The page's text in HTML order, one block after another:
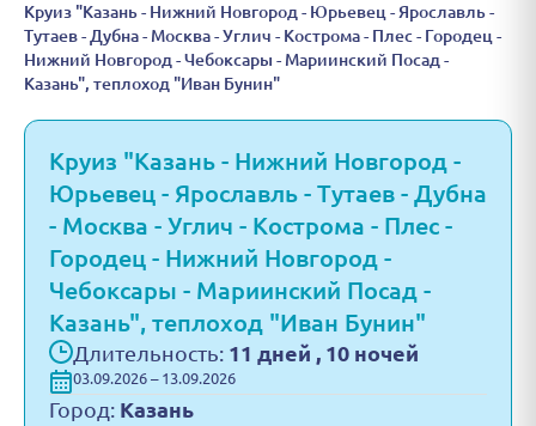
Круиз "Казань - Нижний Новгород - Юрьевец - Ярославль -
Тутаев - Дубна - Москва - Углич - Кострома - Плес - Городец -
Нижний Новгород - Чебоксары - Мариинский Посад -
Казань", теплоход "Иван Бунин"
Круиз "Казань - Нижний Новгород -
Юрьевец - Ярославль - Тутаев - Дубна
- Москва - Углич - Кострома - Плес -
Городец - Нижний Новгород -
Чебоксары - Мариинский Посад -
Казань", теплоход "Иван Бунин"
Длительность: 11 дней , 10 ночей
03.09.2026 – 13.09.2026
Город: Казань